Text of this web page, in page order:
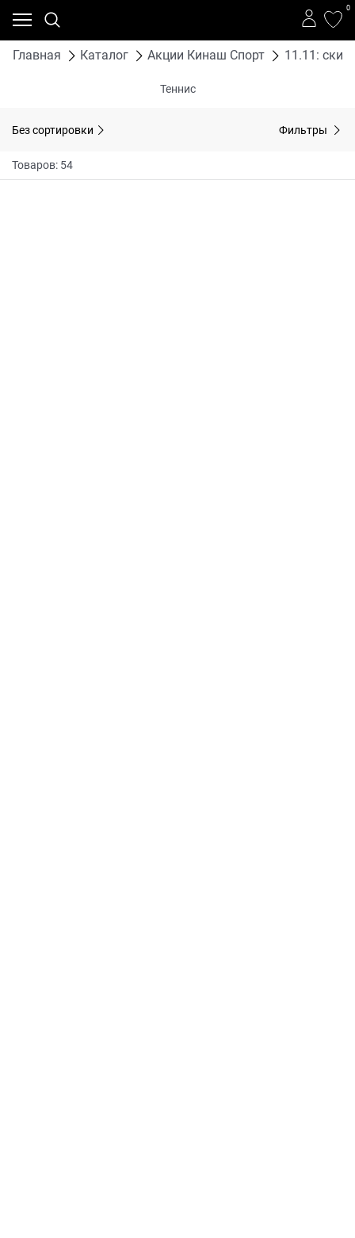
0
Главная Каталог Акции Кинаш Спорт 11.11:
Теннис
Без сортировки Фильтры
Товаров: 54